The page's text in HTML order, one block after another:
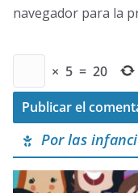
navegador para la
× 5 = 20
Por las